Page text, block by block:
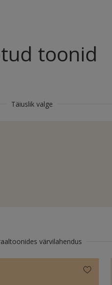
toonid
Täiuslik valge
värvilahendus